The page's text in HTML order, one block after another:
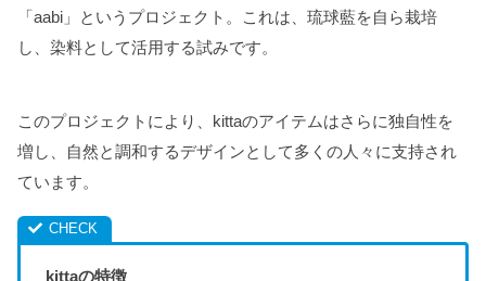
「aabi」というプロジェクト。これは、琉球藍を自ら栽培
し、染料として活用する試みです。
このプロジェクトにより、kittaのアイテムはさらに独自性を
増し、自然と調和するデザインとして多くの人々に支持され
ています。
kittaの特徴